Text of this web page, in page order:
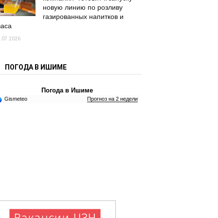
новую линию по розливу
газированных напитков и
ПОГОДА В ИШИМЕ
Погода в Ишиме
Gismeteo Прогноз на 2 недели